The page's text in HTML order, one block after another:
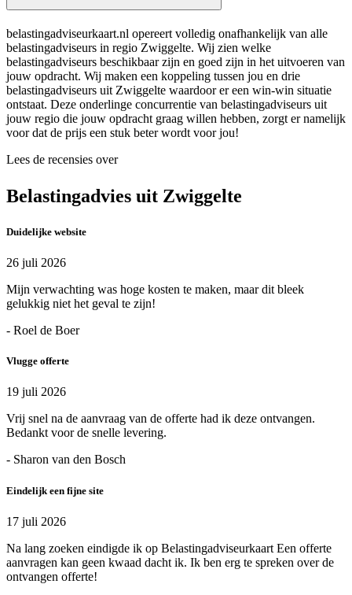
belastingadviseurkaart.nl opereert volledig onafhankelijk van alle
belastingadviseurs in regio Zwiggelte. Wij zien welke
belastingadviseurs beschikbaar zijn en goed zijn in het uitvoeren van
jouw opdracht. Wij maken een koppeling tussen jou en drie
belastingadviseurs uit Zwiggelte waardoor er een win-win situatie
ontstaat. Deze onderlinge concurrentie van belastingadviseurs uit
jouw regio die jouw opdracht graag willen hebben, zorgt er namelijk
voor dat de prijs een stuk beter wordt voor jou!
Lees de recensies over
Belastingadvies uit Zwiggelte
Duidelijke website
26 juli 2026
Mijn verwachting was hoge kosten te maken, maar dit bleek
gelukkig niet het geval te zijn!
- Roel de Boer
Vlugge offerte
19 juli 2026
Vrij snel na de aanvraag van de offerte had ik deze ontvangen.
Bedankt voor de snelle levering.
- Sharon van den Bosch
Eindelijk een fijne site
17 juli 2026
Na lang zoeken eindigde ik op Belastingadviseurkaart Een offerte
aanvragen kan geen kwaad dacht ik. Ik ben erg te spreken over de
ontvangen offerte!